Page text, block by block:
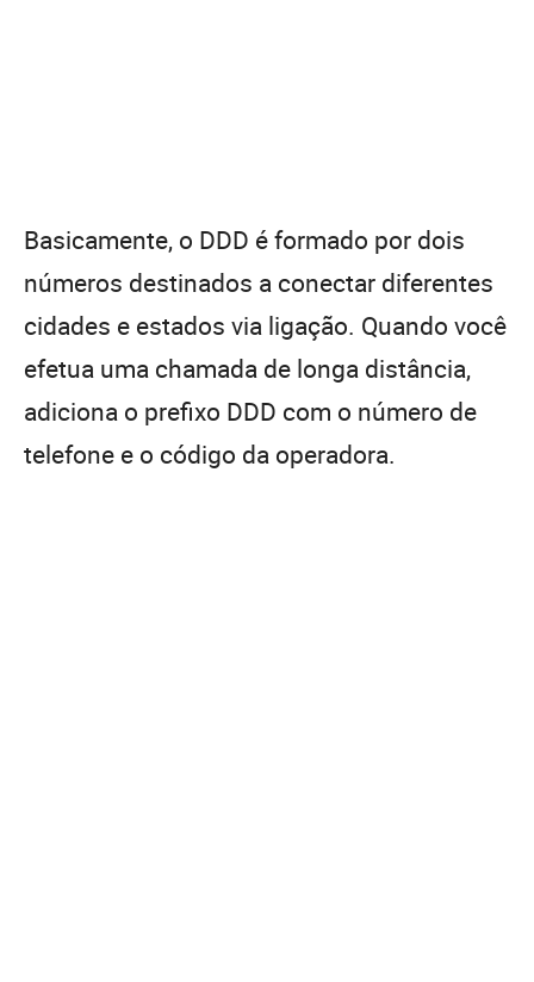
Basicamente, o DDD é formado por dois
números destinados a conectar diferentes
cidades e estados via ligação. Quando você
efetua uma chamada de longa distância,
adiciona o prefixo DDD com o número de
telefone e o código da operadora.